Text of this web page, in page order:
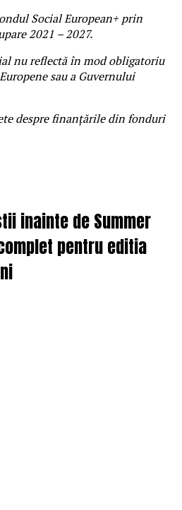
Social European+ prin
2021 – 2027.
nu reflectă în mod obligatoriu
sau a Guvernului
despre finanțările din fonduri
inainte de Summer
pentru editia